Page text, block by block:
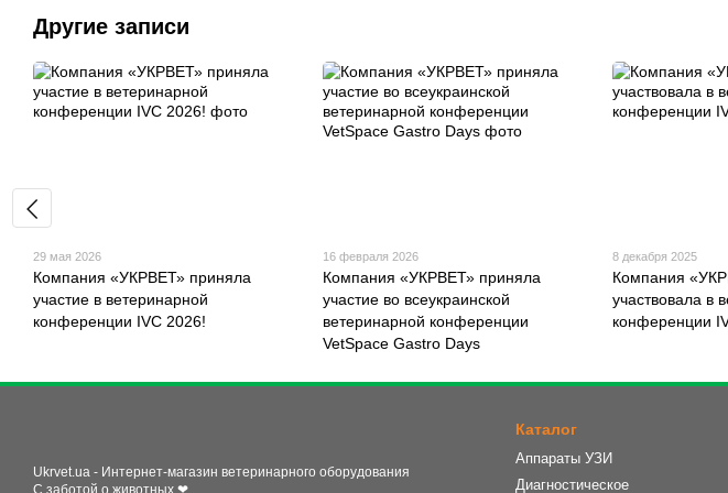
Другие записи
29 мая 2026
Компания «УКРВЕТ» приняла
участие в ветеринарной
конференции IVC 2026!
16 февраля 2026
Компания «УКРВЕТ» приняла
участие во всеукраинской
ветеринарной конференции
VetSpace Gastro Days
8 декабря 2025
Компания
участвовала в
конференции
Ukrvet.ua - Интернет-магазин ветеринарного оборудования
С заботой о животных ❤
Каталог
Аппараты УЗИ
Диагностическое